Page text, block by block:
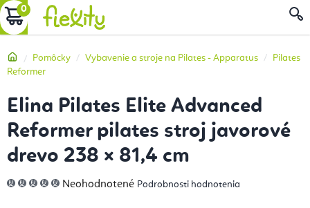
Prejsť
na
NÁKUPNÝ
DomovPomôcky Vybavenie a stroje na Pilates - Apparatus
Pilates
Reformer
Elina Pilates Elite Advanced
Reformer pilates stroj javorové
drevo 238 × 81,4 cm
Priemerné
hodnotenie
Neohodnotené Podrobnosti hodnotenia